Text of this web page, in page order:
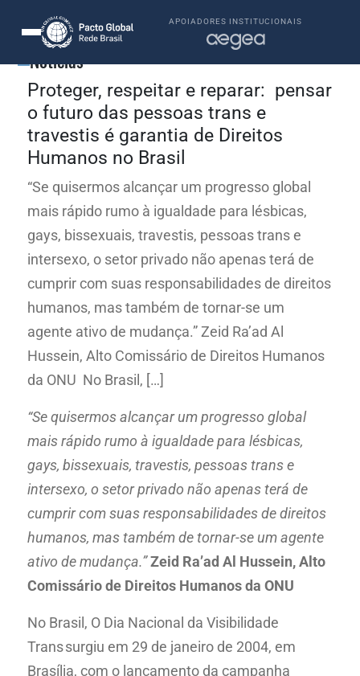
APOIADORES INSTITUCIONAIS
Notícias
Proteger, respeitar e reparar: pensar
o futuro das pessoas trans e
travestis é garantia de Direitos
Humanos no Brasil
“Se quisermos alcançar um progresso global
mais rápido rumo à igualdade para lésbicas,
gays, bissexuais, travestis, pessoas trans e
intersexo, o setor privado não apenas terá de
cumprir com suas responsabilidades de direitos
humanos, mas também de tornar-se um
agente ativo de mudança.” Zeid Ra’ad Al
Hussein, Alto Comissário de Direitos Humanos
da ONU No Brasil, […]
“Se quisermos alcançar um progresso global
mais rápido rumo à igualdade para lésbicas,
gays, bissexuais, travestis, pessoas trans e
intersexo, o setor privado não apenas terá de
cumprir com suas responsabilidades de direitos
humanos, mas também de tornar-se um agente
ativo de mudança.”Zeid Ra’ad Al Hussein, Alto
Comissário de Direitos Humanos da ONU
No Brasil, O Dia Nacional da Visibilidade
Trans surgiu em 29 de janeiro de 2004, em
Brasília, com o lançamento da campanha